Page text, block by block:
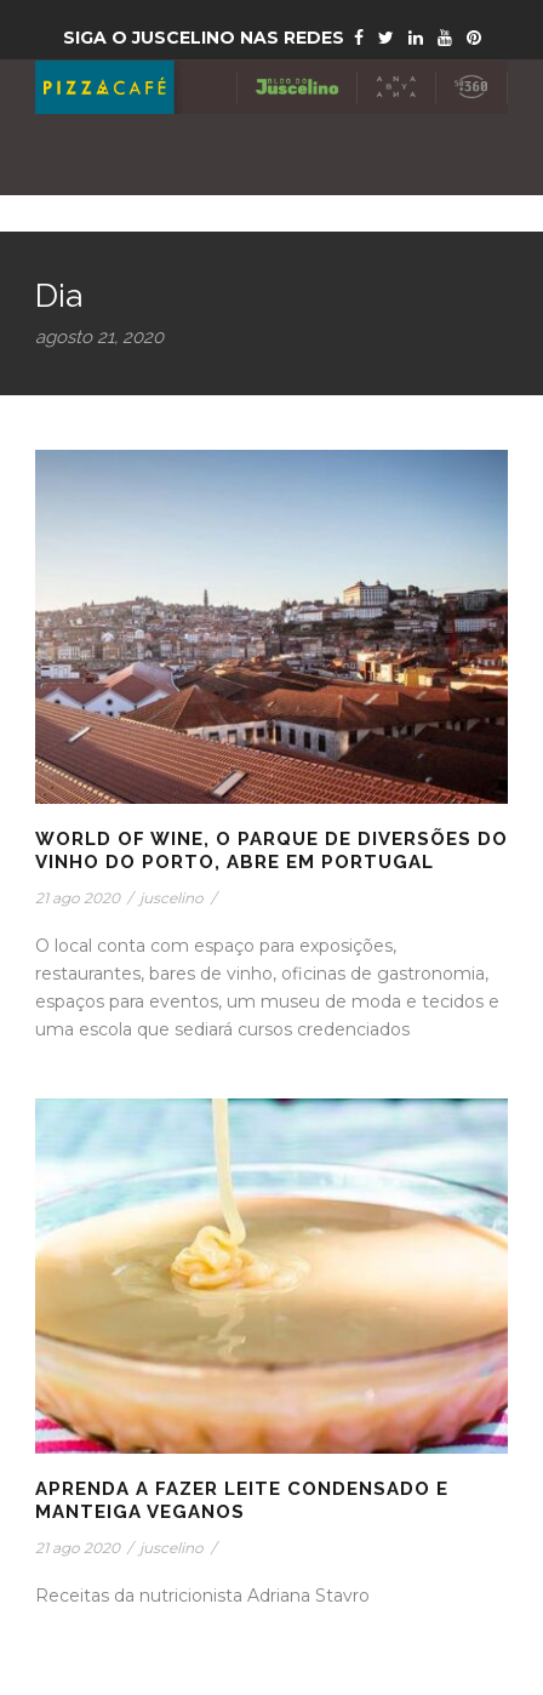
SIGA O JUSCELINO NAS REDES
Dia
agosto 21, 2020
WORLD OF WINE, O PARQUE DE DIVERSÕES DO
VINHO DO PORTO, ABRE EM PORTUGAL
21 ago 2020 / juscelino /
O local conta com espaço para exposições,
restaurantes, bares de vinho, oficinas de gastronomia,
espaços para eventos, um museu de moda e tecidos e
uma escola que sediará cursos credenciados
APRENDA A FAZER LEITE CONDENSADO E
MANTEIGA VEGANOS
21 ago 2020 / juscelino /
Receitas da nutricionista Adriana Stavro